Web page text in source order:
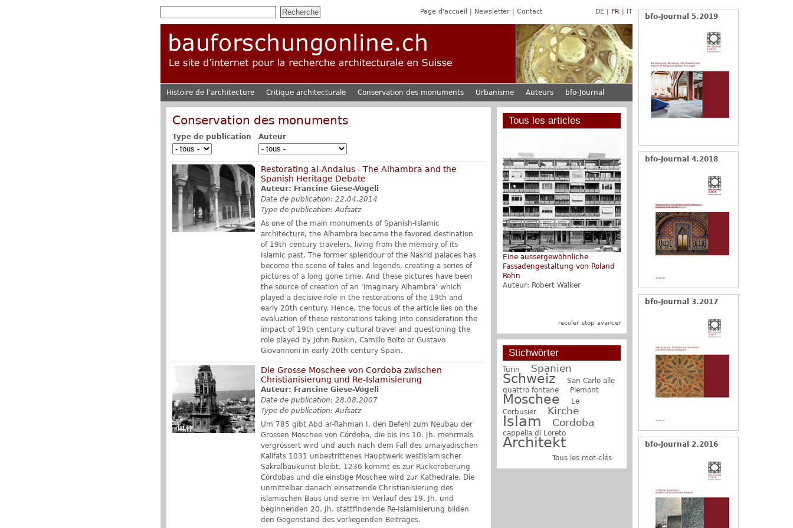
bfo-Journal 5.2019
bfo-Journal 4.2018
bfo-Journal 3.2017
bfo-Journal 2.2016
Page d'accueil Newsletter Contact DE FR IT
Histoire de l‘architecture Critique architecturale Conservation des monuments Urbanisme Auteurs bfo-Journal
Conservation des monuments
Type de publication Auteur
Restorating al-Andalus - The Alhambra and the
Spanish Heritage Debate
Auteur: Francine Giese-Vögeli
Date de publication: 22.04.2014
Type de publication: Aufsatz
As one of the main monuments of Spanish-Islamic
architecture, the Alhambra became the favored destination
of 19th century travelers, living from the memory of its
Islamic past. The former splendour of the Nasrid palaces has
become the scene of tales and legends, creating a series of
pictures of a long gone time. And these pictures have been
the source of creation of an ‘imaginary Alhambra’ which
played a decisive role in the restorations of the 19th and
early 20th century. Hence, the focus of the article lies on the
evaluation of these restorations taking into consideration the
impact of 19th century cultural travel and questioning the
role played by John Ruskin, Camillo Boito or Gustavo
Giovannoni in early 20th century Spain.
Die Grosse Moschee von Cordoba zwischen
Christianisierung und Re-Islamisierung
Auteur: Francine Giese-Vögeli
Date de publication: 28.08.2007
Type de publication: Aufsatz
Um 785 gibt Abd ar-Rahman I. den Befehl zum Neubau der
Grossen Moschee von Córdoba, die bis ins 10. Jh. mehrmals
vergrössert wird und auch nach dem Fall des umaiyadischen
Kalifats 1031 unbestrittenes Hauptwerk westislamischer
Sakralbaukunst bleibt. 1236 kommt es zur Rückeroberung
Córdobas und die einstige Moschee wird zur Kathedrale. Die
unmittelbar danach einsetzende Christianisierung des
islamischen Baus und seine im Verlauf des 19. Jh. und
beginnenden 20. Jh. stattfindende Re-Islamisierung bilden
den Gegenstand des vorliegenden Beitrages.
Tous les articles
Eine aussergewöhnliche
Fassadengestaltung von Roland
Rohn
Auteur: Robert Walker
Johann Claudius von Lassaulx -
Frühhistorismus und
Strukturpolychromie
Auteur: Georg Germann
reculer stop avancer
Stichwörter
Turin Spanien
Schweiz
San Carlo alle
quattro fontane
Piemont
Moschee
Le
Corbusier
Kirche
Islam Cordoba
cappella di Loreto
Architekt
Tous les mot-clés